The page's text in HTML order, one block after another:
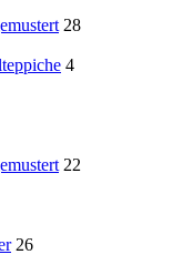
28
4
22
26